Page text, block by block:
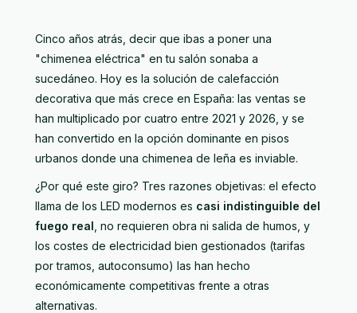
Cinco años atrás, decir que ibas a poner una
"chimenea eléctrica" en tu salón sonaba a
sucedáneo. Hoy es la solución de calefacción
decorativa que más crece en España: las ventas se
han multiplicado por cuatro entre 2021 y 2026, y se
han convertido en la opción dominante en pisos
urbanos donde una chimenea de leña es inviable.
¿Por qué este giro? Tres razones objetivas: el efecto
llama de los LED modernos es casi indistinguible del
fuego real , no requieren obra ni salida de humos, y
los costes de electricidad bien gestionados (tarifas
por tramos, autoconsumo) las han hecho
económicamente competitivas frente a otras
alternativas.